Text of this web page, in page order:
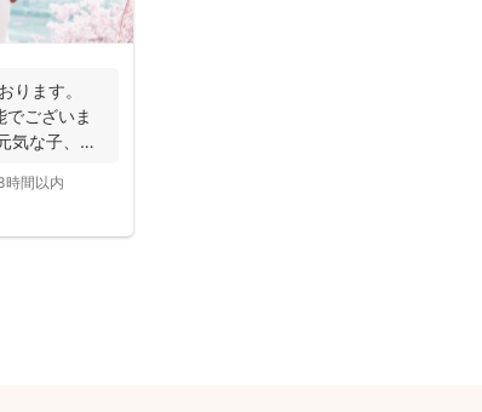
ります。
ございま
気な子、人
時間以内